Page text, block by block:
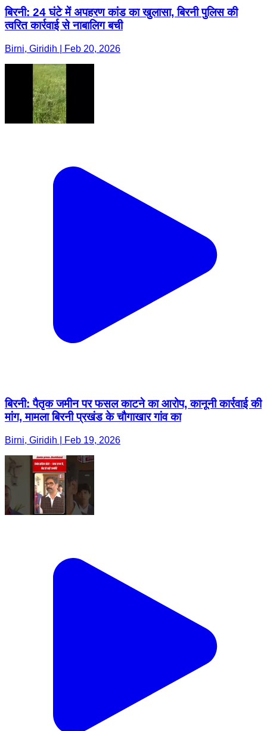
बिरनी: 24 घंटे में अपहरण कांड का खुलासा, बिरनी पुलिस की
त्वरित कार्रवाई से नाबालिग बची
Birni, Giridih | Feb 20, 2026
बिरनी: पैतृक जमीन पर फसल काटने का आरोप, कानूनी कार्रवाई की
मांग, मामला बिरनी प्रखंड के चौगाखार गांव का
Birni, Giridih | Feb 19, 2026